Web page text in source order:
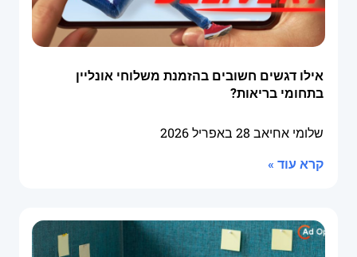
אילו דגשים חשובים בהזמנת משלוחי אונליין
בתחומי בריאות?
שלומי אחיאב 28 באפריל 2026
קרא עוד »